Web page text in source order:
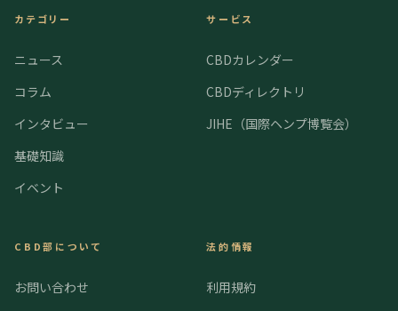
カテゴリー
ニュース
コラム
インタビュー
基礎知識
イベント
サービス
CBDカレンダー
CBDディレクトリ
JIHE（国際ヘンプ博覧会）
CBD部について
お問い合わせ
法的情報
利用規約